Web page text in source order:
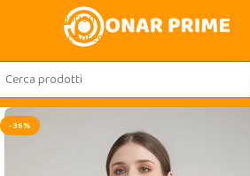
Skip to navigation
Skip to main content
-36%